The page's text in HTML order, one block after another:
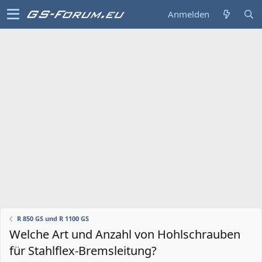
Anmelden
R 850 GS und R 1100 GS
Welche Art und Anzahl von Hohlschrauben
für Stahlflex-Bremsleitung?